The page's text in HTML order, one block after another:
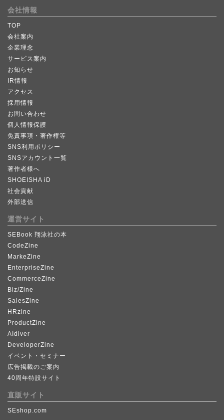
会社情報
TOP
会社案内
企業理念
サービス案内
お知らせ
IR情報
アクセス
採用情報
お問い合わせ
個人情報保護
免責事項・著作権等
SNS利用ポリシー
SNSアカウント一覧
著作者様へ
SHOEISHA iD
社会貢献
外部送信
運営サイト
SEBook 翔泳社の本
CodeZine
MarkeZine
EnterpriseZine
CommerceZine
Biz/Zine
SalesZine
HRzine
ProductZine
AIdiver
DeveloperZine
イベント・セミナー
広告掲載のご案内
40周年特設サイト
直販サイト
SEshop.com